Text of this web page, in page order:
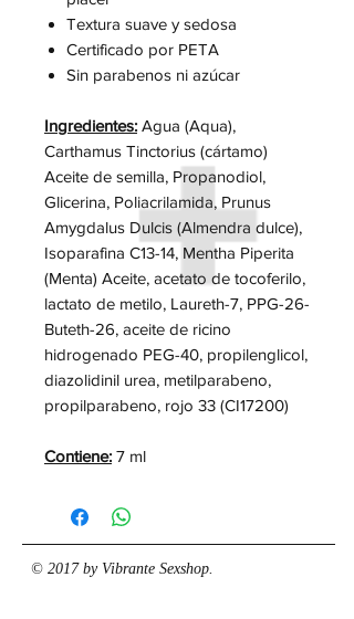
Textura suave y sedosa
Certificado por PETA
Sin parabenos ni azúcar
Ingredientes: Agua (Aqua),
Carthamus Tinctorius (cártamo)
Aceite de semilla, Propanodiol,
Glicerina, Poliacrilamida, Prunus
Amygdalus Dulcis (Almendra dulce),
Isoparafina C13-14, Mentha Piperita
(Menta) Aceite, acetato de tocoferilo,
lactato de metilo, Laureth-7, PPG-26-
Buteth-26, aceite de ricino
hidrogenado PEG-40, propilenglicol,
diazolidinil urea, metilparabeno,
propilparabeno, rojo 33 (CI17200)
Contiene: 7 ml
© 2017 by Vibrante Sexshop.